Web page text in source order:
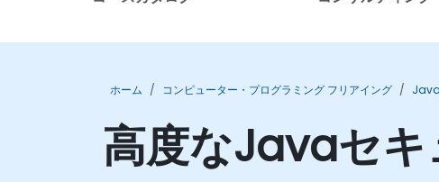
ホーム コンピューター・プログラミング フリアイング
高度なJavaセキ